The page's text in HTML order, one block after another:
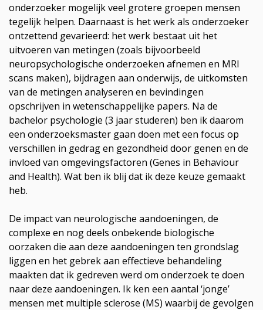
onderzoeker mogelijk veel grotere groepen mensen
tegelijk helpen. Daarnaast is het werk als onderzoeker
ontzettend gevarieerd: het werk bestaat uit het
uitvoeren van metingen (zoals bijvoorbeeld
neuropsychologische onderzoeken afnemen en MRI
scans maken), bijdragen aan onderwijs, de uitkomsten
van de metingen analyseren en bevindingen
opschrijven in wetenschappelijke papers. Na de
bachelor psychologie (3 jaar studeren) ben ik daarom
een onderzoeksmaster gaan doen met een focus op
verschillen in gedrag en gezondheid door genen en de
invloed van omgevingsfactoren (Genes in Behaviour
and Health). Wat ben ik blij dat ik deze keuze gemaakt
heb.
De impact van neurologische aandoeningen, de
complexe en nog deels onbekende biologische
oorzaken die aan deze aandoeningen ten grondslag
liggen en het gebrek aan effectieve behandeling
maakten dat ik gedreven werd om onderzoek te doen
naar deze aandoeningen. Ik ken een aantal ‘jonge’
mensen met multiple sclerose (MS) waarbij de gevolgen